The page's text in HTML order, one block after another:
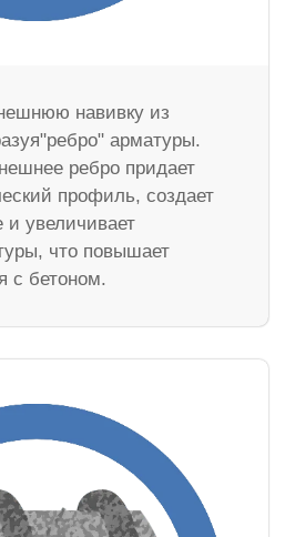
навивку из
арматуры.
ребро придает
профиль, создает
и увеличивает
что повышает
с бетоном.